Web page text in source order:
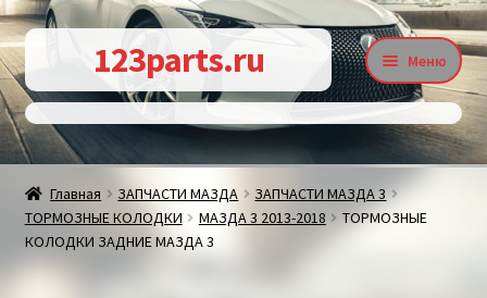
Перейти
к
навигации
Перейти
к
содержимому
123parts.ru Меню
Контакты
Главная ЗАПЧАСТИ МАЗДА
ЗАПЧАСТИ МАЗДА 3
ТОРМОЗНЫЕ КОЛОДКИ
МАЗДА 3 2013-2018
ТОРМОЗНЫЕ
КОЛОДКИ ЗАДНИЕ МАЗДА 3